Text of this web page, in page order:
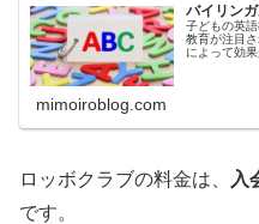
バイリン
子どもの英
教育が注目
によって効
mimoiroblog.com
ロッボクラブの料金は、 入
です。